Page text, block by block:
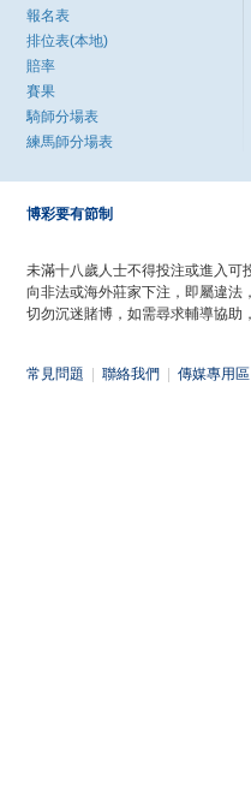
報名表
排位表(本地)
賠率
賽果
騎師分場表
練馬師分場表
博彩要有節制
未滿十八歲人士不得投注或進入可
向非法或海外莊家下注，即屬違法
切勿沉迷賭博，如需尋求輔導協助
常見問題 聯絡我們 傳媒專用區